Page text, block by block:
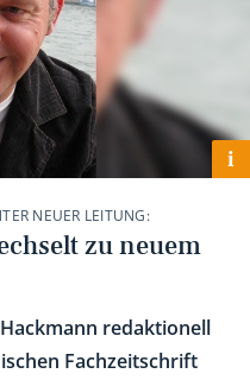
i
NEUER LEITUNG:
zu neuem
redaktionell
Fachzeitschrift